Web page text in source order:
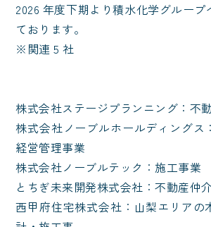
2026 年度下期より積水化学グループ
ております。
※関連 5 社
株式会社ステージプランニング：不
株式会社ノーブルホールディングス
経営管理事業
株式会社ノーブルテック：施工事業
とちぎ未来開発株式会社：不動産仲
西甲府住宅株式会社：山梨エリアの